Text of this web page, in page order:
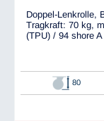
Doppel-Lenkrolle,
Tragkraft: 70 kg,
(TPU) / 94 shore A
80